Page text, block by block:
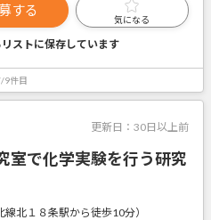
する
気になる
ストに保存しています
9件目
更新日： 30日以上前
室で化学実験を行う研究
北１８条駅から徒歩10分）